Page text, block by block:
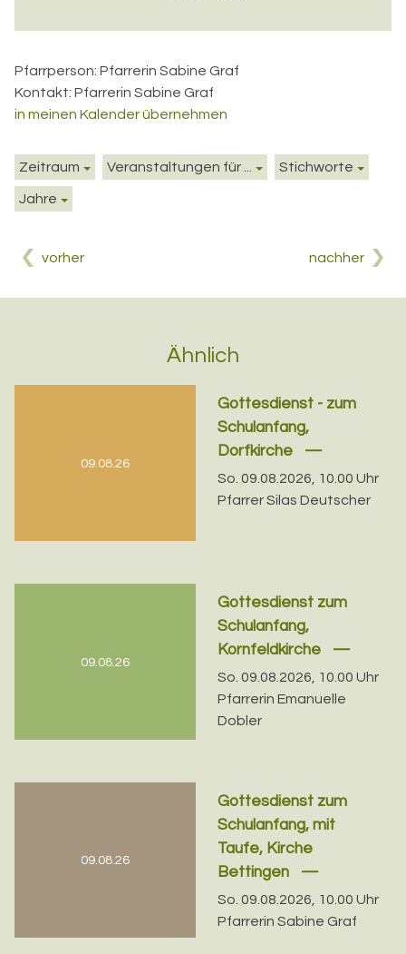
Pfarrperson: Pfarrerin Sabine Graf
Kontakt: Pfarrerin Sabine Graf
in meinen Kalender übernehmen
Zeitraum Veranstaltungen für ... Stichworte
Jahre
vorher nachher
Ähnlich
09.08.26
Gottesdienst - zum
Schulanfang,
Dorfkirche
So. 09.08.2026, 10.00 Uhr
Pfarrer Silas Deutscher
09.08.26
Gottesdienst zum
Schulanfang,
Kornfeldkirche
So. 09.08.2026, 10.00 Uhr
Pfarrerin Emanuelle
Dobler
09.08.26
Gottesdienst zum
Schulanfang, mit
Taufe, Kirche
Bettingen
So. 09.08.2026, 10.00 Uhr
Pfarrerin Sabine Graf